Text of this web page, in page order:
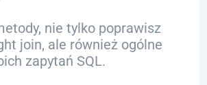
nie tylko poprawisz
join, ale również ogólne
zapytań SQL.